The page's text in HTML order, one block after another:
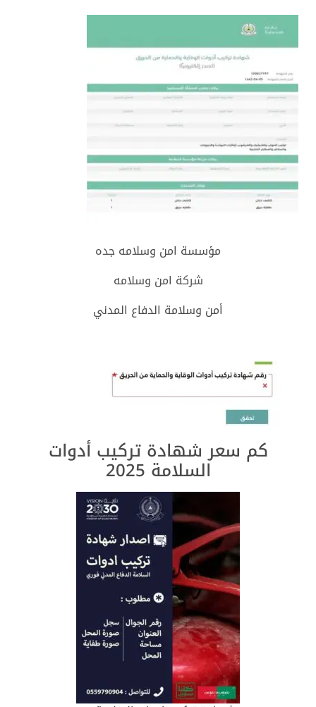
مؤسسة امن وسلامه جده
شركة امن وسلامه
أمن وسلامة الدفاع المدني
كم سعر شهادة تركيب أدوات
السلامة 2025